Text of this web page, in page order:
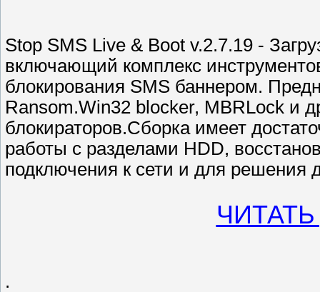
Stop SMS Live & Boot v.2.7.19 -
включающий комплекс
блокирования SMS баннером.
Ransom.Win32 blocker, MBRLock и
блокираторов.Сборка имеет
работы с разделами HDD,
подключения к сети и для решения
.